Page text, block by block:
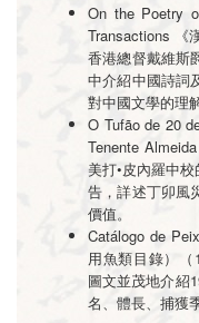
On the Poetry
Transactions 《
香港總督戴維斯
中介紹中國詩詞
對中國文學的理
O Tufão de 20
Tenente
美打•皮內羅中
告，詳述丁卯風
價值。
Catálogo de
用魚類目錄）（
圖文並茂地介紹
名、體長、捕獲